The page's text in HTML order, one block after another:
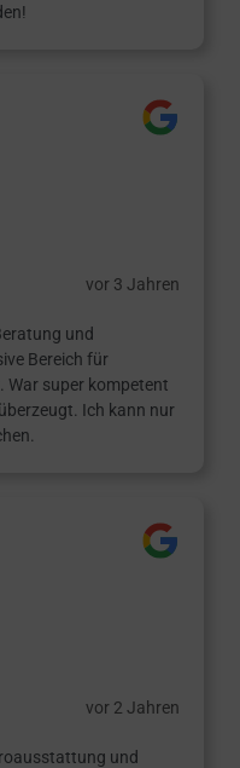
vor 3 Jahren
und
Bereich für
super kompetent
Ich kann nur
vor 2 Jahren
und